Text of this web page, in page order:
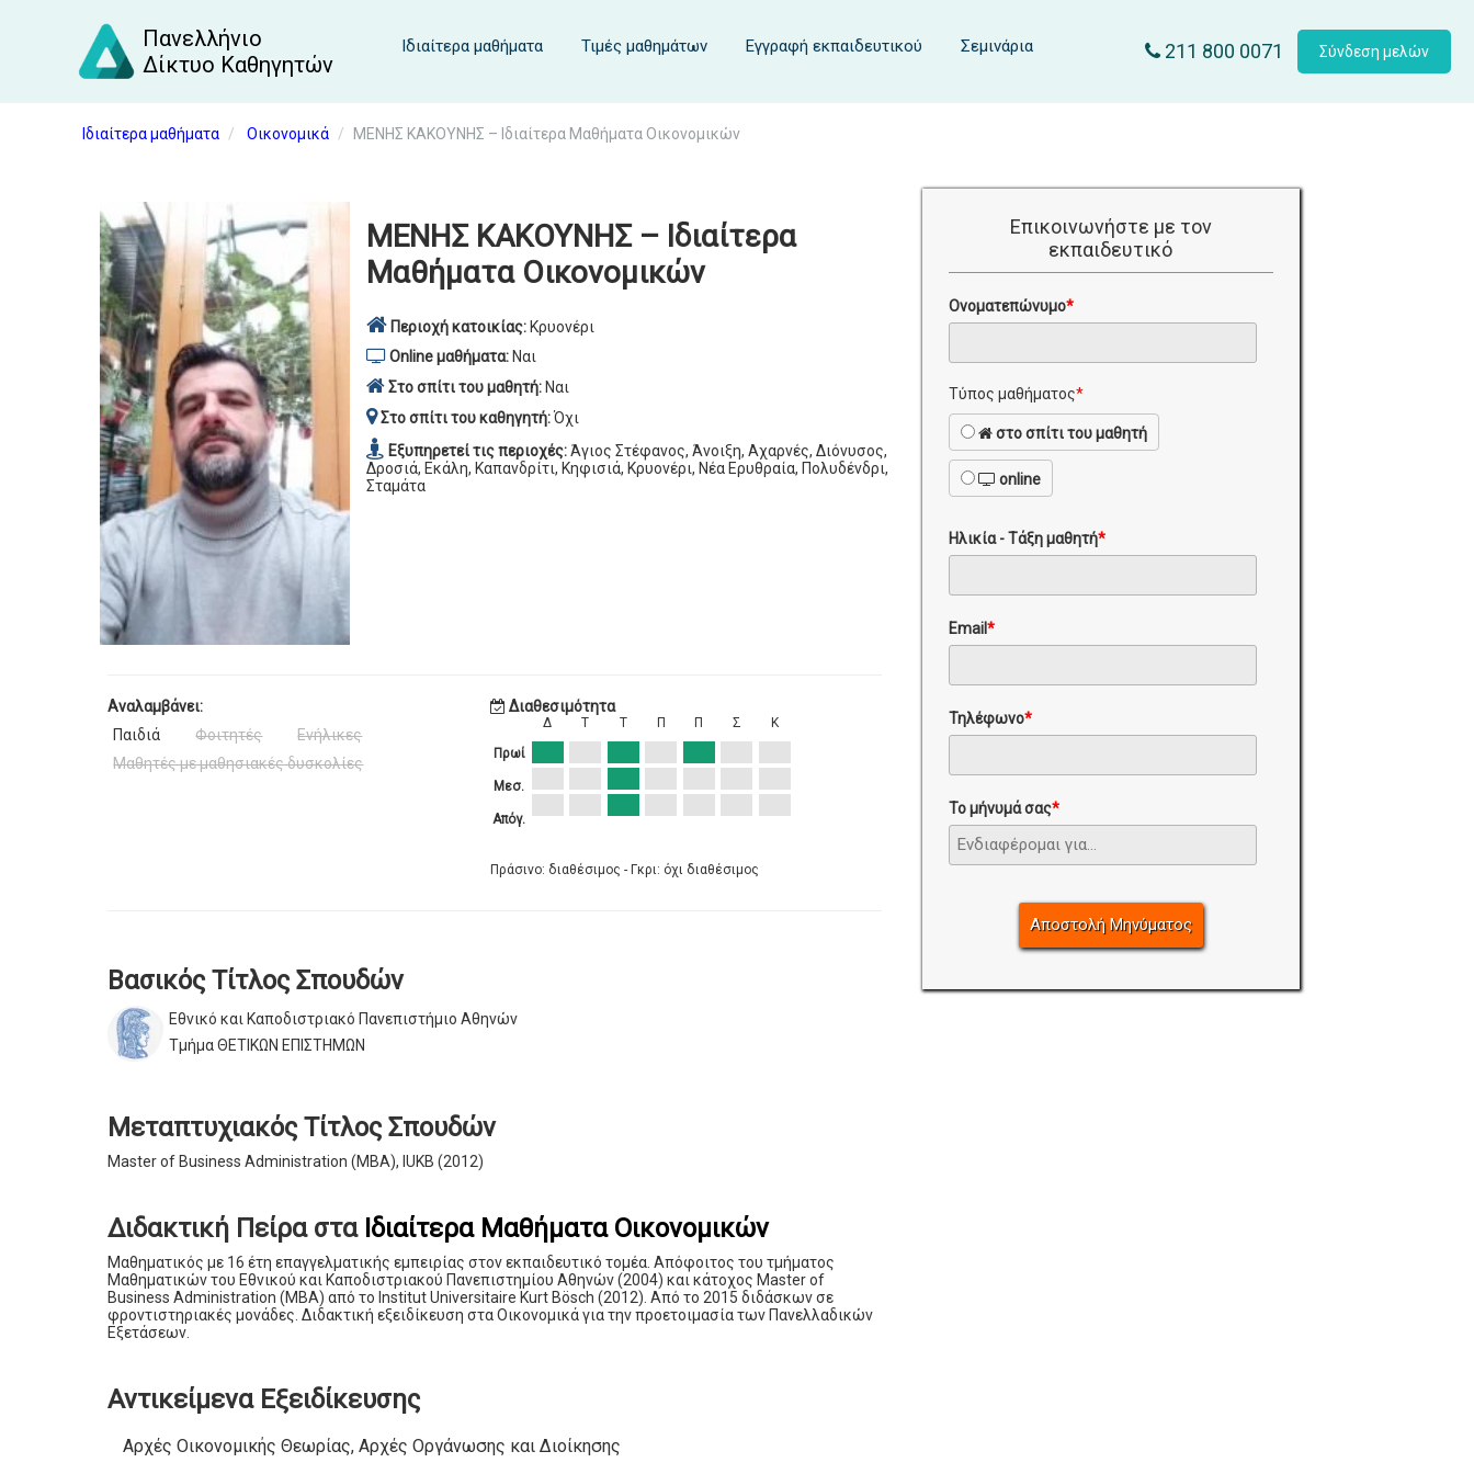
Πανελλήνιο
Δίκτυο Καθηγητών
Ιδιαίτερα μαθήματα Τιμές μαθημάτων Εγγραφή εκπαιδευτικού Σεμινάρια 211 800 0071 Σύνδεση μελών
Ιδιαίτερα μαθήματα Οικονομικά ΜΕΝΗΣ ΚΑΚΟΥΝΗΣ – Ιδιαίτερα Μαθήματα Οικονομικών
ΜΕΝΗΣ ΚΑΚΟΥΝΗΣ – Ιδιαίτερα
Μαθήματα Οικονομικών
Περιοχή κατοικίας: Κρυονέρι
Online μαθήματα:Ναι
Στο σπίτι του μαθητή:Ναι
Στο σπίτι του καθηγητή:Όχι
Εξυπηρετεί τις περιοχές:Άγιος Στέφανος, Άνοιξη, Αχαρνές, Διόνυσος,
Δροσιά, Εκάλη, Καπανδρίτι, Κηφισιά, Κρυονέρι, Νέα Ερυθραία, Πολυδένδρι,
Σταμάτα
Αναλαμβάνει:
Παιδιά
Φοιτητές
Ενήλικες
Μαθητές με μαθησιακές δυσκολίες
Διαθεσιμότητα
Πρωί
Μεσ.
Απόγ.
Δ Τ Τ Π Π Σ Κ
Πράσινο: διαθέσιμος - Γκρι: όχι διαθέσιμος
Βασικός Τίτλος Σπουδών
Εθνικό και Καποδιστριακό Πανεπιστήμιο Αθηνών
Τμήμα ΘΕΤΙΚΩΝ ΕΠΙΣΤΗΜΩΝ
Μεταπτυχιακός Τίτλος Σπουδών
Master of Business Administration (MBA), IUKB (2012)
Διδακτική Πείρα στα Ιδιαίτερα Μαθήματα Οικονομικών
Μαθηματικός με 16 έτη επαγγελματικής εμπειρίας στον εκπαιδευτικό τομέα. Απόφοιτος του τμήματος
Μαθηματικών του Εθνικού και Καποδιστριακού Πανεπιστημίου Αθηνών (2004) και κάτοχος Master of
Business Administration (MBA) από το Institut Universitaire Kurt Bösch (2012). Από το 2015 διδάσκων σε
φροντιστηριακές μονάδες. Διδακτική εξειδίκευση στα Οικονομικά για την προετοιμασία των Πανελλαδικών
Εξετάσεων.
Αντικείμενα Εξειδίκευσης
Αρχές Οικονομικής Θεωρίας, Αρχές Οργάνωσης και Διοίκησης
Επικοινωνήστε με τον
εκπαιδευτικό
Ονοματεπώνυμο*
Τύπος μαθήματος*
στο σπίτι του μαθητή
online
Ηλικία - Τάξη μαθητή*
Email*
Τηλέφωνο*
Το μήνυμά σας*